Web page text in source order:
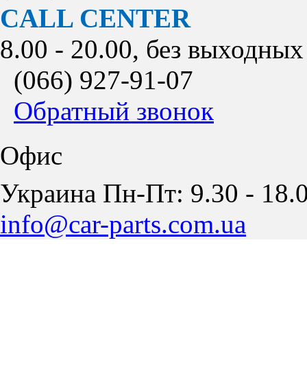
CALL CENTER
8.00 - 20.00, без выходных
(066) 927-91-07
Обратный звонок
Офис
Украина Пн-Пт: 9.30 -
info@car-parts.com.ua